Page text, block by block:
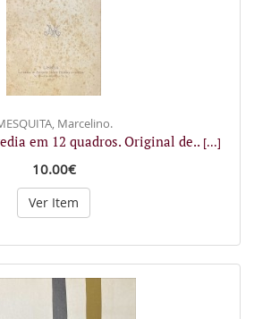
Marcelino.
em 12 quadros. Original de.. [...]
10.00€
Ver Item